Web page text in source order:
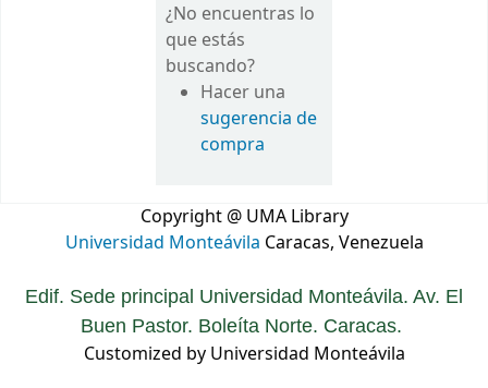
¿No encuentras lo
que estás
buscando?
Hacer una
sugerencia de
compra
Copyright @ UMA Library
Universidad Monteávila Caracas, Venezuela
Edif. Sede principal Universidad Monteávila. Av. El
Buen Pastor. Boleíta Norte. Caracas.
Customized by Universidad Monteávila